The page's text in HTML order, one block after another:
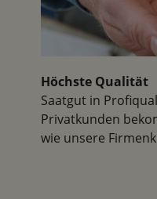
Höchste Qualität
Saatgut in
Privatkunden
wie unsere